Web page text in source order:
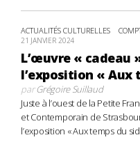
ACTUALITÉS CULTURELLES
21 JANVIER 2024
L’œuvre « cadeau
l’exposition « Aux
parGrégoire Suillaud
Juste à l’ouest de la Petite
et Contemporain de
l’exposition « Aux temps du